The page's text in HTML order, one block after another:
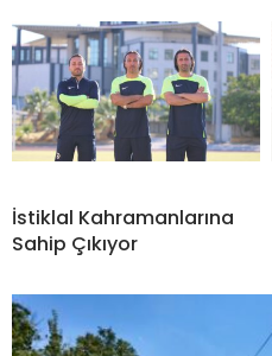
İstiklal Kahramanlarına
Sahip Çıkıyor